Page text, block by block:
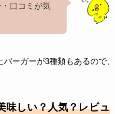
口コミが気
ーガーが3種類もあるので、
味しい？人気？レビュ